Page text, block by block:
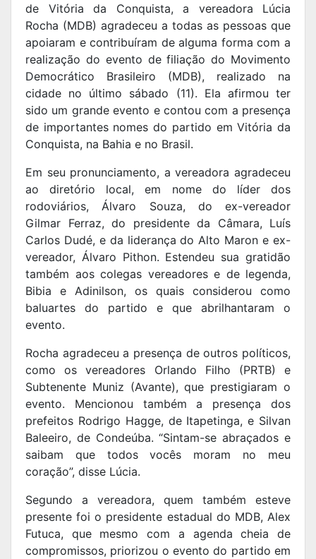
de Vitória da Conquista, a vereadora Lúcia
Rocha (MDB) agradeceu a todas as pessoas que
apoiaram e contribuíram de alguma forma com a
realização do evento de filiação do Movimento
Democrático Brasileiro (MDB), realizado na
cidade no último sábado (11). Ela afirmou ter
sido um grande evento e contou com a presença
de importantes nomes do partido em Vitória da
Conquista, na Bahia e no Brasil.
Em seu pronunciamento, a vereadora agradeceu
ao diretório local, em nome do líder dos
rodoviários, Álvaro Souza, do ex-vereador
Gilmar Ferraz, do presidente da Câmara, Luís
Carlos Dudé, e da liderança do Alto Maron e ex-
vereador, Álvaro Pithon. Estendeu sua gratidão
também aos colegas vereadores e de legenda,
Bibia e Adinilson, os quais considerou como
baluartes do partido e que abrilhantaram o
evento.
Rocha agradeceu a presença de outros políticos,
como os vereadores Orlando Filho (PRTB) e
Subtenente Muniz (Avante), que prestigiaram o
evento. Mencionou também a presença dos
prefeitos Rodrigo Hagge, de Itapetinga, e Silvan
Baleeiro, de Condeúba. “Sintam-se abraçados e
saibam que todos vocês moram no meu
coração”, disse Lúcia.
Segundo a vereadora, quem também esteve
presente foi o presidente estadual do MDB, Alex
Futuca, que mesmo com a agenda cheia de
compromissos, priorizou o evento do partido em